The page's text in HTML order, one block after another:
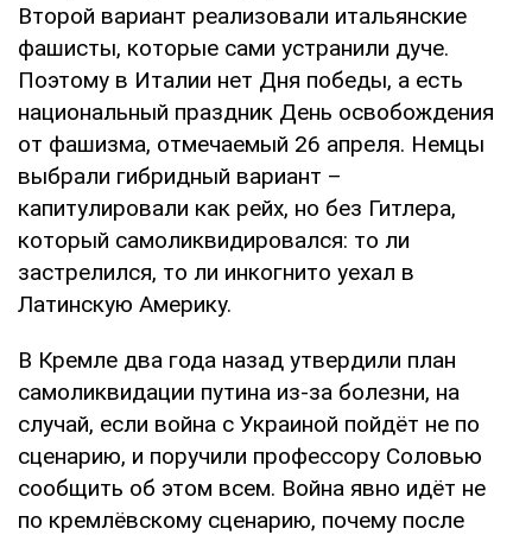
Второй вариант реализовали итальянские
фашисты, которые сами устранили дуче.
Поэтому в Италии нет Дня победы, а есть
национальный праздник День освобождения
от фашизма, отмечаемый 26 апреля. Немцы
выбрали гибридный вариант –
капитулировали как рейх, но без Гитлера,
который самоликвидировался: то ли
застрелился, то ли инкогнито уехал в
Латинскую Америку.
В Кремле два года назад утвердили план
самоликвидации путина из-за болезни, на
случай, если война с Украиной пойдёт не по
сценарию, и поручили профессору Соловью
сообщить об этом всем. Война явно идёт не
по кремлёвскому сценарию, почему после